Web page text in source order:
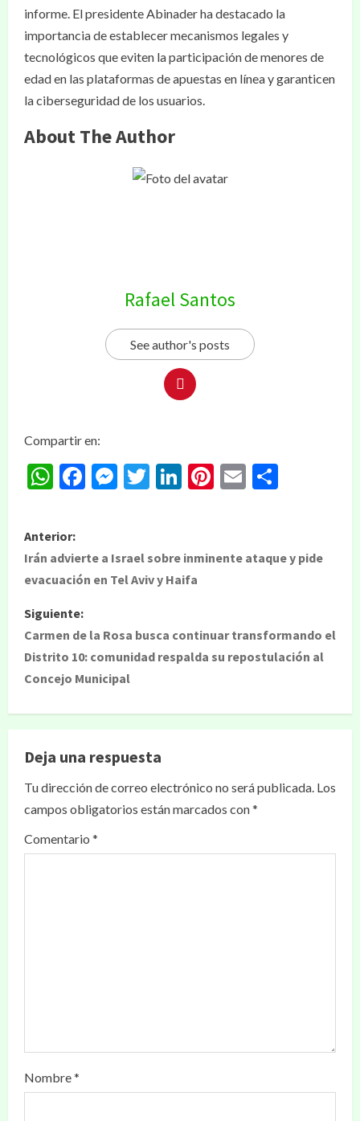
informe. El presidente Abinader ha destacado la
importancia de establecer mecanismos legales y
tecnológicos que eviten la participación de menores de
edad en las plataformas de apuestas en línea y garanticen
la ciberseguridad de los usuarios.
About The Author
Rafael Santos
See author's posts
Compartir en:
WhatsApp
Facebook
Messenger
Twitter
LinkedIn
Pinterest
Email
Anterior:
Irán advierte a Israel sobre inminente ataque y pide
evacuación en Tel Aviv y Haifa
Siguiente:
Carmen de la Rosa busca continuar transformando el
Distrito 10: comunidad respalda su repostulación al
Concejo Municipal
Deja una respuesta
Tu dirección de correo electrónico no será publicada. Los
campos obligatorios están marcados con*
Comentario *
Nombre*